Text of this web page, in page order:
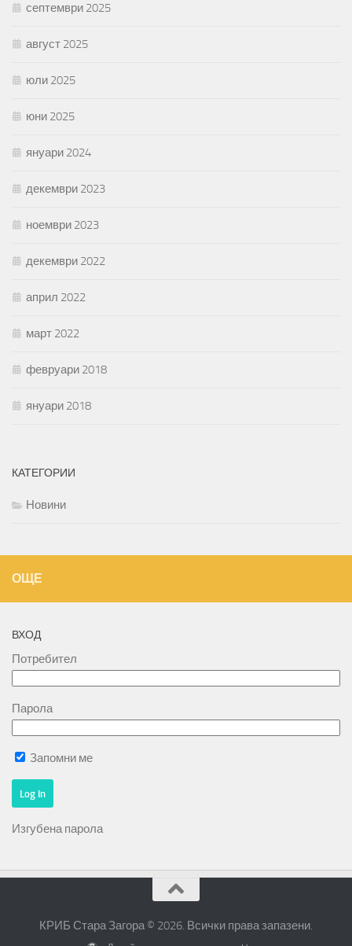
септември 2025
август 2025
юли 2025
юни 2025
януари 2024
декември 2023
ноември 2023
декември 2022
април 2022
март 2022
февруари 2018
януари 2018
КАТЕГОРИИ
Новини
ОЩЕ
ВХОД
Потребител
Парола
Запомни ме
Изгубена парола
КРИБ Стара Загора © 2026. Всички права запазени.